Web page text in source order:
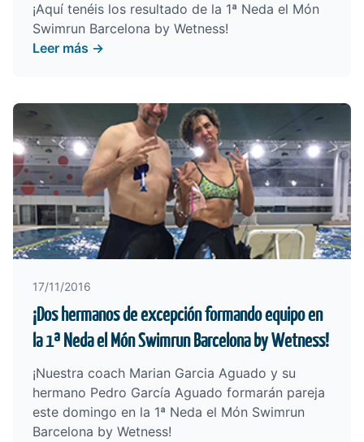
¡Aquí tenéis los resultado de la 1ª Neda el Món
Swimrun Barcelona by Wetness!
Leer más →
17/11/2016
¡Dos hermanos de excepción formando equipo en
la 1ª Neda el Món Swimrun Barcelona by Wetness!
¡Nuestra coach Marian Garcia Aguado y su
hermano Pedro García Aguado formarán pareja
este domingo en la 1ª Neda el Món Swimrun
Barcelona by Wetness!